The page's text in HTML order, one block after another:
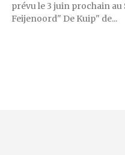
prévu le 3 juin prochain au
Feijenoord" De Kuip" de...